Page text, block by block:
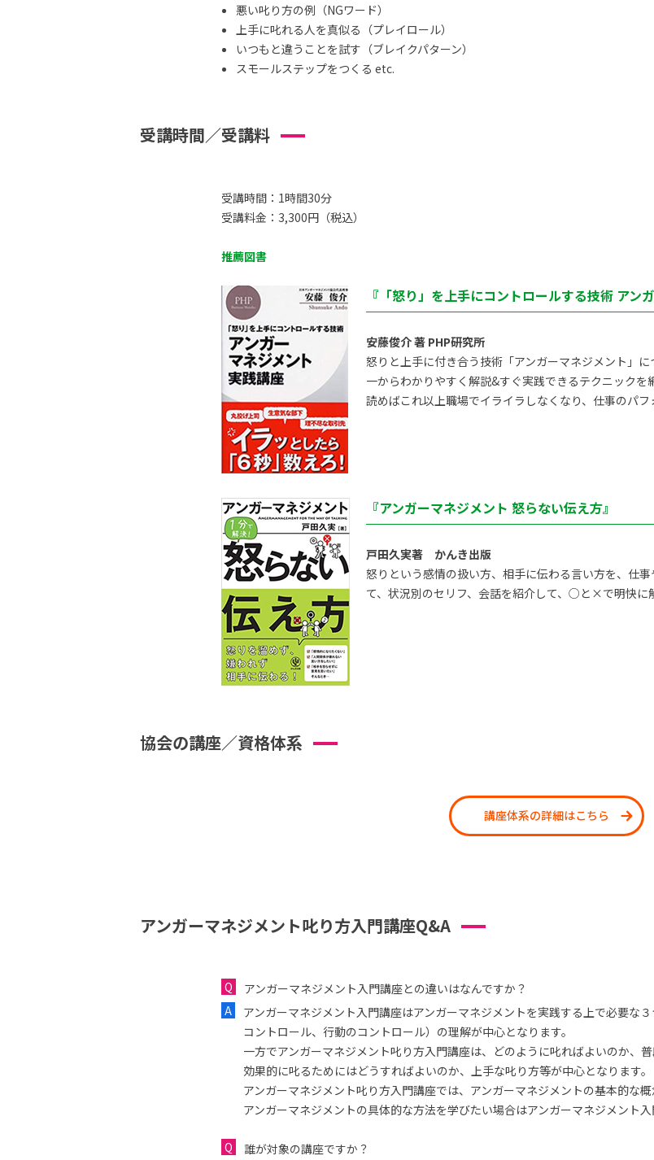
悪い叱り方の例（NGワード）
上手に叱れる人を真似る（プレイロール）
いつもと違うことを試す（ブレイクパターン）
スモールステップをつくる etc.
受講時間／受講料
受講時間：1時間30分
受講料金：3,300円（税込）
推薦図書
『「怒り」を上手にコントロールする技術 アン
安藤俊介 著 PHP研究所
怒りと上手に付き合う技術「アンガーマネジメント」に
一からわかりやすく解説&すぐ実践できるテクニックを
読めばこれ以上職場でイライラしなくなり、仕事のパ
『アンガーマネジメント 怒らない伝え方』
戸田久実著 かんき出版
怒りという感情の扱い方、相手に伝わる言い方を、仕
て、状況別のセリフ、会話を紹介して、○と×で明快に
協会の講座／資格体系
講座体系の詳細はこちら
アンガーマネジメント叱り方入門講座Q&A
アンガーマネジメント入門講座との違いはなんですか？
アンガーマネジメント入門講座はアンガーマネジメントを実践する上で必要な
コントロール、行動のコントロール）の理解が中心となります。
一方でアンガーマネジメント叱り方入門講座は、どのように叱ればよいのか、
効果的に叱るためにはどうすればよいのか、上手な叱り方等が中心となります。
アンガーマネジメント叱り方入門講座では、アンガーマネジメントの基本的な
アンガーマネジメントの具体的な方法を学びたい場合はアンガーマネジメント入
誰が対象の講座ですか？